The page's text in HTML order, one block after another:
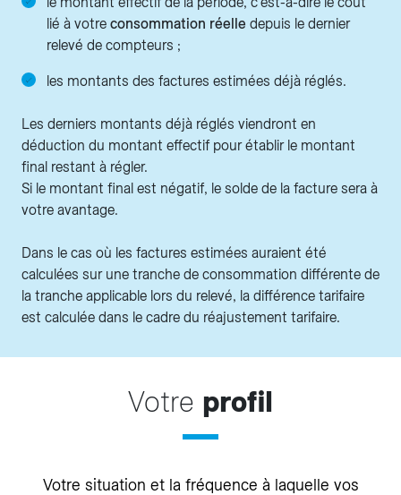
lié à votre consommation réelle depuis le dernier
relevé de compteurs ;
les montants des factures estimées déjà réglés.
Les derniers montants déjà réglés viendront en
déduction du montant effectif pour établir le montant
final restant à régler.
Si le montant final est négatif, le solde de la facture sera à
votre avantage.
Dans le cas où les factures estimées auraient été
calculées sur une tranche de consommation différente de
la tranche applicable lors du relevé, la différence tarifaire
est calculée dans le cadre du réajustement tarifaire.
Votre profil
Votre situation et la fréquence à laquelle vos